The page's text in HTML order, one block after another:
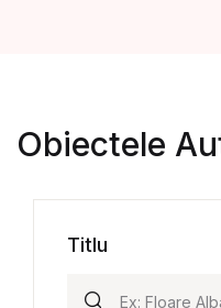
Obiectele
Titlu